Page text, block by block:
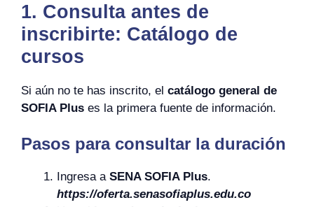
1. Consulta antes de
inscribirte: Catálogo de
cursos
Si aún no te has inscrito, el catálogo general de
SOFIA Plus es la primera fuente de información.
Pasos para consultar la duración
Ingresa a SENA SOFIA Plus.
https://oferta.senasofiaplus.edu.co